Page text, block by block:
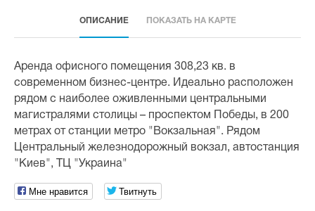
ОПИСАНИЕ ПОКАЗАТЬ НА КАРТЕ
Аренда офисного помещения 308,23 кв. в
современном бизнес-центре. Идеально расположен
рядом с наиболее оживленными центральными
магистралями столицы – проспектом Победы, в 200
метрах от станции метро "Вокзальная". Рядом
Центральный железнодорожный вокзал, автостанция
"Киев", ТЦ "Украина"
Мне нравится Твитнуть